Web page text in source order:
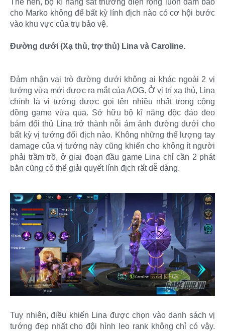
cho Marko không để bất kỳ lính địch nào có cơ hội bước
vào khu vực của trụ bảo vệ.
Đường dưới (Xạ thủ, trợ thủ) Lina và Caroline.
Đảm nhận vai trò đường dưới không ai khác ngoài 2 vị
tướng vừa mới được ra mắt của AOG. Ở vị trí xạ thủ, Lina
chính là vị tướng được gọi tên nhiều nhất trong cộng
đồng game vừa qua. Sở hữu bộ kĩ năng độc đáo đeo
bám đối thủ Lina trở thành nỗi ám ảnh đường dưới cho
bất kỳ vị tướng đối địch nào. Không những thế lượng tay
damage của vị tướng này cũng khiến cho không ít người
phải trầm trồ, ở giai đoạn đầu game Lina chỉ cần 2 phát
bắn cũng có thể giải quyết lính địch rất dễ dàng.
Tuy nhiên, điều khiến Lina được chọn vào danh sách vị
tướng đẹp nhất cho đội hình leo rank không chỉ có vậy.